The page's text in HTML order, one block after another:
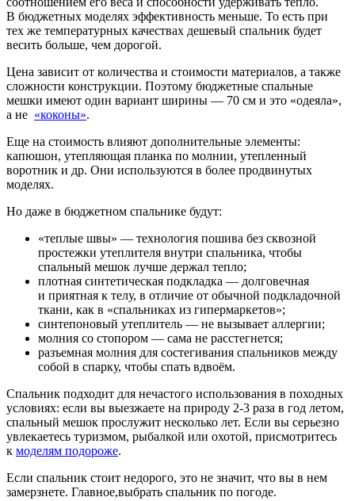
В бюджетных моделях эффективность меньше. То есть при
тех же температурных качествах дешевый спальник будет
весить больше, чем дорогой.
Цена зависит от количества и стоимости материалов, а также
сложности конструкции. Поэтому бюджетные спальные
мешки имеют один вариант ширины — 70 см и это «одеяла»,
а не «коконы».
Еще на стоимость влияют дополнительные элементы:
капюшон, утепляющая планка по молнии, утепленный
воротник и др. Они используются в более продвинутых
моделях.
Но даже в бюджетном спальнике будут:
«теплые швы» — технология пошива без сквозной
простежки утеплителя внутри спальника, чтобы
спальный мешок лучше держал тепло;
плотная синтетическая подкладка — долговечная
и приятная к телу, в отличие от обычной подкладочной
ткани, как в «спальниках из гипермаркетов»;
синтепоновый утеплитель — не вызывает аллергии;
молния со стопором — сама не расстегнется;
разъемная молния для состегивания спальников между
собой в спарку, чтобы спать вдвоём.
Спальник подходит для нечастого использования в походных
условиях: если вы выезжаете на природу 2-3 раза в год летом,
спальный мешок прослужит несколько лет. Если вы серьезно
увлекаетесь туризмом, рыбалкой или охотой, присмотритесь
к моделям подороже.
Если спальник стоит недорого, это не значит, что вы в нем
замерзнете. Главное,выбрать спальник по погоде.